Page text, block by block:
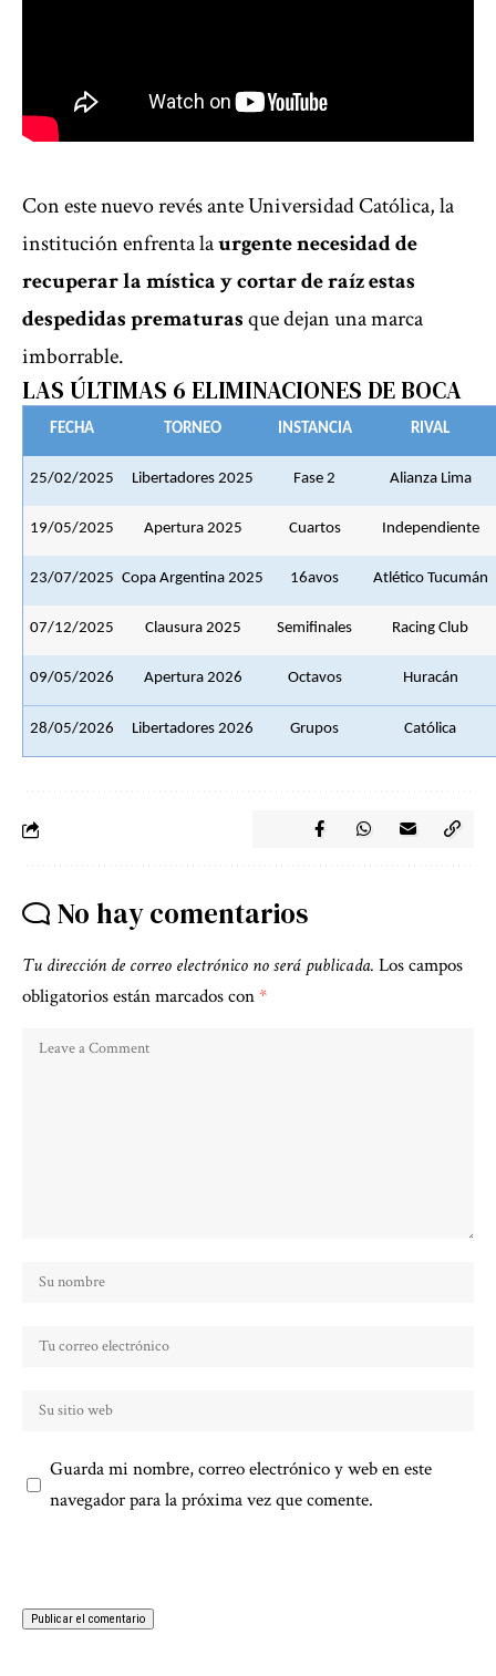
Con este nuevo revés ante Universidad Católica, la
institución enfrenta laurgente necesidad de
recuperar la mística y cortar de raíz estas
despedidas prematurasque dejan una marca
imborrable.
LAS ÚLTIMAS 6 ELIMINACIONES DE BOCA
FECHA TORNEO INSTANCIA RIVAL
25/02/2025 Libertadores 2025 Fase 2 Alianza Lima
19/05/2025 Apertura 2025 Cuartos Independiente
23/07/2025 Copa Argentina 2025 16avos Atlético Tucumán
07/12/2025 Clausura 2025 Semifinales Racing Club
09/05/2026 Apertura 2026 Octavos Huracán
28/05/2026 Libertadores 2026 Grupos Católica
No hay comentarios
Tu dirección de correo electrónico no será publicada. Los campos
obligatorios están marcados con*
Guarda mi nombre, correo electrónico y web en este
navegador para la próxima vez que comente.